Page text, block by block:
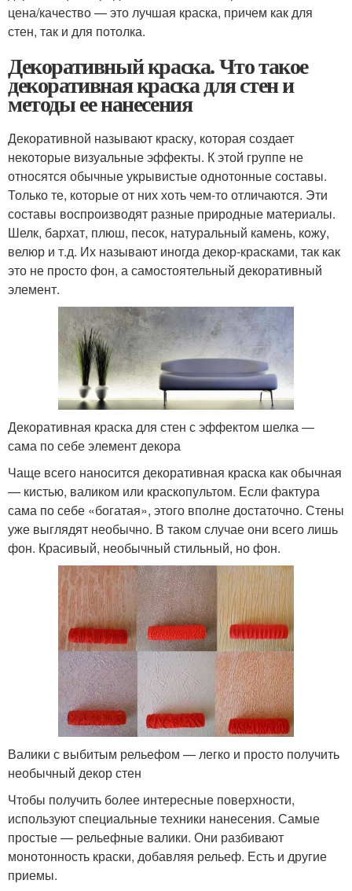
цена/качество — это лучшая краска, причем как для
стен, так и для потолка.
Декоративный краска. Что такое
декоративная краска для стен и
методы ее нанесения
Декоративной называют краску, которая создает
некоторые визуальные эффекты. К этой группе не
относятся обычные укрывистые однотонные составы.
Только те, которые от них хоть чем-то отличаются. Эти
составы воспроизводят разные природные материалы.
Шелк, бархат, плюш, песок, натуральный камень, кожу,
велюр и т.д. Их называют иногда декор-красками, так как
это не просто фон, а самостоятельный декоративный
элемент.
Декоративная краска для стен с эффектом шелка —
сама по себе элемент декора
Чаще всего наносится декоративная краска как обычная
— кистью, валиком или краскопультом. Если фактура
сама по себе «богатая», этого вполне достаточно. Стены
уже выглядят необычно. В таком случае они всего лишь
фон. Красивый, необычный стильный, но фон.
Валики с выбитым рельефом — легко и просто получить
необычный декор стен
Чтобы получить более интересные поверхности,
используют специальные техники нанесения. Самые
простые — рельефные валики. Они разбивают
монотонность краски, добавляя рельеф. Есть и другие
приемы.